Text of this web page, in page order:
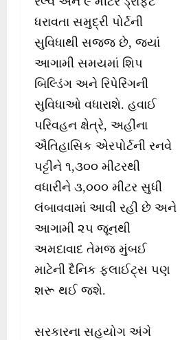
ધરાવતા સમુદ્રી પોર્ટની
સુવિધાથી સજ્જ છે, જ્યાં
આગામી સમયમાં શિપ
બિલ્ડિંગ અને રિપેરિંગની
સુવિધાઓ વધારાશે. હવાઈ
પરિવહન ક્ષેત્રે, અહીંના
ઐતિહાસિક એરપોર્ટની રનવે
પટ્ટીને ૧,૩૦૦ મીટરથી
વધારીને ૩,૦૦૦ મીટર સુધી
લંબાવવામાં આવી રહી છે અને
આગામી ૨૫ જૂનથી
અમદાવાદ તેમજ મુંબઈ
માટેની દૈનિક ફ્લાઈટ્સ પણ
શરૂ થઈ જશે.
સરકારના સહયોગ અંગે